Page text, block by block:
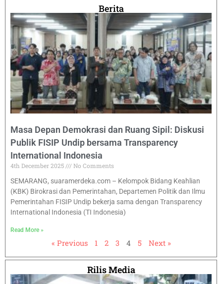
Berita
Masa Depan Demokrasi dan Ruang Sipil: Diskusi
Publik FISIP Undip bersama Transparency
International Indonesia
4th December 2025
No Comments
SEMARANG, suaramerdeka.com – Kelompok Bidang Keahlian
(KBK) Birokrasi dan Pemerintahan, Departemen Politik dan Ilmu
Pemerintahan FISIP Undip bekerja sama dengan Transparency
International Indonesia (TI Indonesia)
Read More »
« Previous 1 2 3 4 5 Next »
Rilis Media